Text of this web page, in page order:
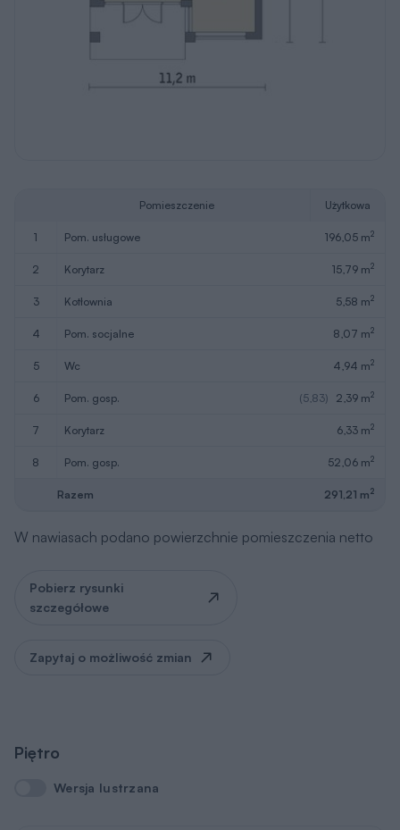
Pomieszczenie Użytkowa
1 pom. usługowe 196,05 m2
2 korytarz 15,79 m2
3 kotłownia 5,58 m2
4 pom. socjalne 8,07 m2
5 wc 4,94 m2
6 pom. gosp. (5,83) 2,39 m2
7 korytarz 6,33 m2
8 pom. gosp. 52,06 m2
Razem 291,21 m2
W nawiasach podano powierzchnie pomieszczenia netto
Pobierz rysunki
szczegółowe
Zapytaj o możliwość zmian
Piętro
Wersja lustrzana
Wersja lustrzana